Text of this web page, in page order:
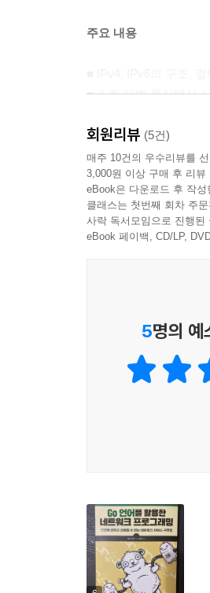
Caddy는 환경구성 포
--- p.265
주요 내용
■ 소켓 레벨 통신에서
■ TLS를 사용하여 애
■ Go 언어가 쉽게 처
방법
■ 요청이나 에러 등의
■ 애플리케이션을 클
회원리뷰 (5건)
매주 10건의 우수리뷰를
3,000원 이상 구매 후 리뷰
eBook은 다운로드 후 작
클래스는 첫번째 회차 주
사락 독서모임으로 진행
eBook 페이백, CD/LP,
5명의